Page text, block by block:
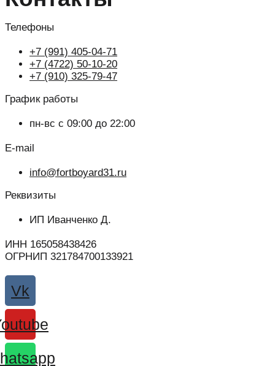
Телефоны
+7 (991) 405-04-71
+7 (4722) 50-10-20
+7 (910) 325-79-47
График работы
пн-вс с 09:00 до 22:00
E-mail
info@fortboyard31.ru
Реквизиты
ИП Иванченко Д.
ИНН 165058438426
ОГРНИП 321784700133921
Vk